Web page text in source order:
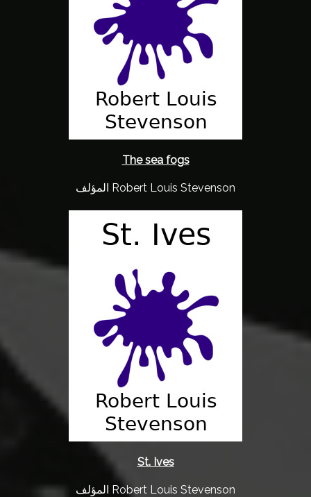
The sea fogs
المؤلف Robert Louis Stevenson
St. Ives
المؤلف Robert Louis Stevenson